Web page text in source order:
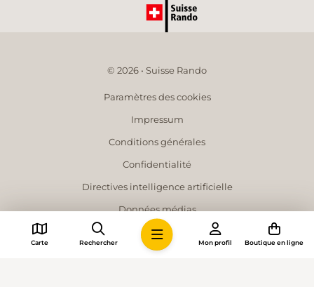
© 2026 • Suisse Rando
Paramètres des cookies
Impressum
Conditions générales
Confidentialité
Directives intelligence artificielle
Données médias
Carte Rechercher Mon profil Boutique en ligne